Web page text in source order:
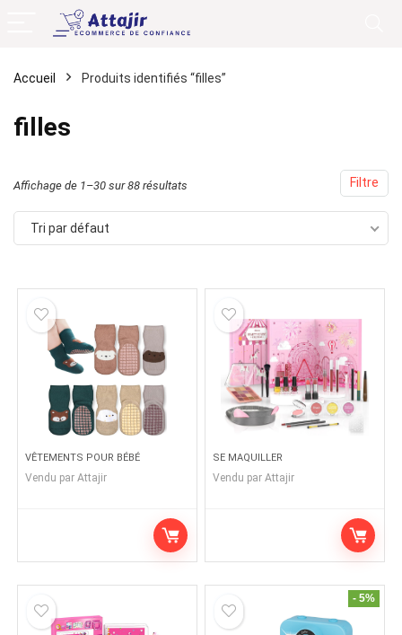
Accueil Produits identifiés “filles”
filles
Filtre
Affichage de 1–30 sur 88 résultats
Tri par défaut
VÊTEMENTS POUR BÉBÉ
Vendu par Attajir
SE MAQUILLER
Vendu par Attajir
- 5%